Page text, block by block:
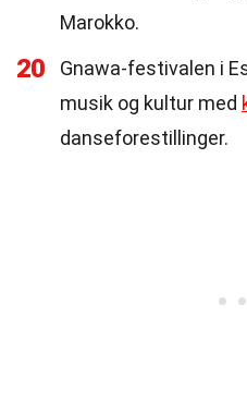
Marokko.
20
Gnawa-festivalen i
musik og kultur med
danseforestillinger.